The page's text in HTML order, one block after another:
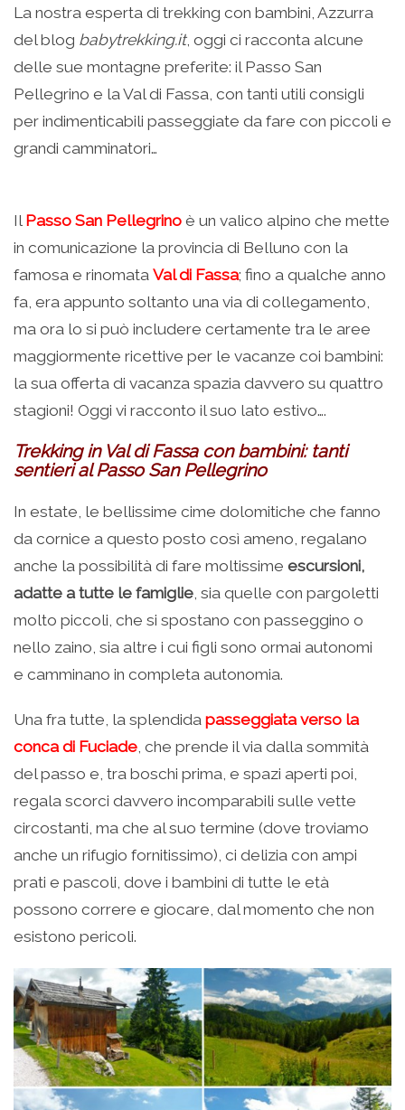
su
Facebook
(Si
apre
una
nuova
finestra)
condividere
su
Twitter
(Si
apre
in
una
nuova
finestra)
condividere
su
Google+
(Si
in
una
nuova
finestra)
condividere
su
LinkedIn
(Si
in
una
nuova
finestra)
stampare
(Si
apre
in
una
nuova
finestra)
La nostra esperta di trekking con bambini, Azzurra
del blog babytrekking.it, oggi ci racconta alcune
delle sue montagne preferite: il Passo San
Pellegrino e la Val di Fassa, con tanti utili consigli
per indimenticabili passeggiate da fare con piccoli e
grandi camminatori…
Il Passo San Pellegrino è un valico alpino che mette
in comunicazione la provincia di Belluno con la
famosa e rinomata Val di Fassa; fino a qualche anno
fa, era appunto soltanto una via di collegamento,
ma ora lo si può includere certamente tra le aree
maggiormente ricettive per le vacanze coi bambini:
la sua offerta di vacanza spazia davvero su quattro
stagioni! Oggi vi racconto il suo lato estivo….
Trekking in Val di Fassa con bambini: tanti
sentieri al Passo San Pellegrino
In estate, le bellissime cime dolomitiche che fanno
da cornice a questo posto così ameno, regalano
anche la possibilità di fare moltissime escursioni,
adatte a tutte le famiglie , sia quelle con pargoletti
molto piccoli, che si spostano con passeggino o
nello zaino, sia altre i cui figli sono ormai autonomi
e camminano in completa autonomia.
Una fra tutte, la splendida passeggiata verso la
conca di Fuciade , che prende il via dalla sommità
del passo e, tra boschi prima, e spazi aperti poi,
regala scorci davvero incomparabili sulle vette
circostanti, ma che al suo termine (dove troviamo
anche un rifugio fornitissimo), ci delizia con ampi
prati e pascoli, dove i bambini di tutte le età
possono correre e giocare, dal momento che non
esistono pericoli.